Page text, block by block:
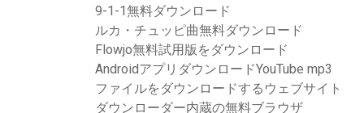
9-1-1無料ダウンロード
ルカ・チュッピ曲無料ダウンロード
Flowjo無料試用版をダウンロード
AndroidアプリダウンロードYouTube mp3
ファイルをダウンロードするウェブサイト
ダウンローダー内蔵の無料ブラウザ